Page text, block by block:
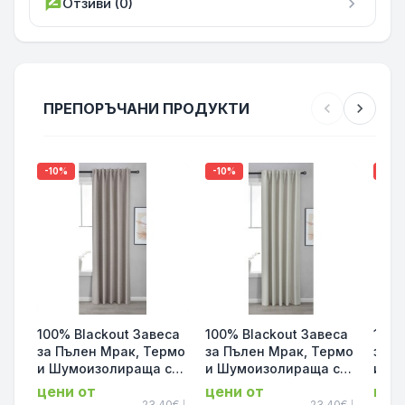
rate_review chevron_right
ПРЕПОРЪЧАНИ ПРОДУКТИ chevron_left chevron_right
-10%
100% Blackout Завеса
за Пълен Мрак, Термо
и Шумоизолираща с
коланче цвят Таупе,
цени от
-10%
100% Blackout Завеса
за Пълен Мрак, Термо
и Шумоизолираща с
коланче цвят Крем,
цени от
за
и